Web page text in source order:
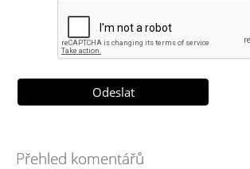
Přehled komentářů